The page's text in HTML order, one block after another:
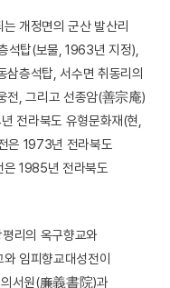
개정면의 군산 발산리
석탑(보물, 1963년 지정),
삼층석탑, 서수면 취동리의
전, 그리고 선종암(善宗庵)
전라북도 유형문화재(현,
은 1973년 전라북도
은 1985년 전라북도
리의 옥구향교와
임피향교대성전이
의서원(廉義書院)과